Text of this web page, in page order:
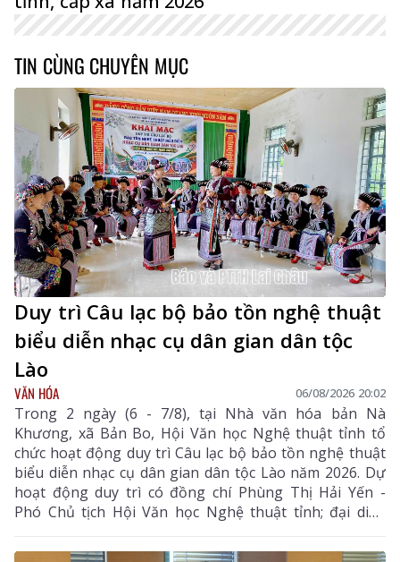
TIN CÙNG CHUYÊN MỤC
Duy trì Câu lạc bộ bảo tồn nghệ thuật
biểu diễn nhạc cụ dân gian dân tộc
Lào
VĂN HÓA 06/08/2026 20:02
Trong 2 ngày (6 - 7/8), tại Nhà văn hóa bản Nà
Khương, xã Bản Bo, Hội Văn học Nghệ thuật tỉnh tổ
chức hoạt động duy trì Câu lạc bộ bảo tồn nghệ thuật
biểu diễn nhạc cụ dân gian dân tộc Lào năm 2026. Dự
hoạt động duy trì có đồng chí Phùng Thị Hải Yến -
Phó Chủ tịch Hội Văn học Nghệ thuật tỉnh; đại diện
Phòng Văn hóa - Xã hội xã Bản Bo và 24 thành viên
câu lạc bộ.